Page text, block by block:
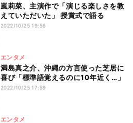
嵐莉菜、主演作で「演じる楽しさを教
えていただいた」 授賞式で語る
2022/10/25 19:56
エンタメ
満島真之介、沖縄の方言使った芝居に
喜び「標準語覚えるのに10年近く…」
2022/10/25 17:59
エンタメ